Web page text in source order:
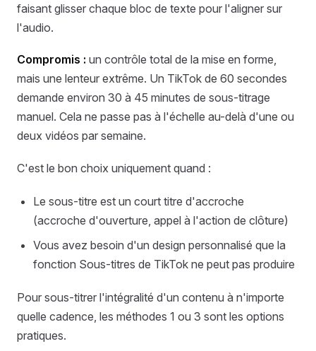
faisant glisser chaque bloc de texte pour l'aligner sur
l'audio.
Compromis : un contrôle total de la mise en forme,
mais une lenteur extrême. Un TikTok de 60 secondes
demande environ 30 à 45 minutes de sous-titrage
manuel. Cela ne passe pas à l'échelle au-delà d'une ou
deux vidéos par semaine.
C'est le bon choix uniquement quand :
Le sous-titre est un court titre d'accroche
(accroche d'ouverture, appel à l'action de clôture)
Vous avez besoin d'un design personnalisé que la
fonction Sous-titres de TikTok ne peut pas produire
Pour sous-titrer l'intégralité d'un contenu à n'importe
quelle cadence, les méthodes 1 ou 3 sont les options
pratiques.